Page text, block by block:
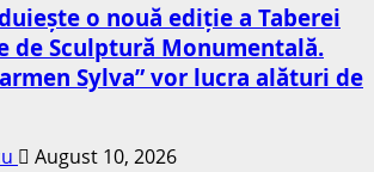
o nouă ediție a Taberei
de Sculptură Monumentală.
Sylva” vor lucra alături de
August 10, 2026